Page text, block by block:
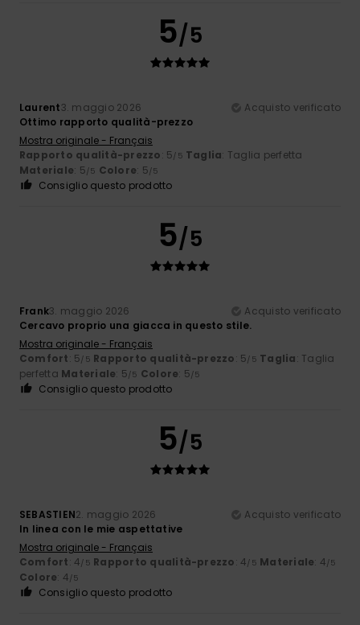
5/5
Laurent3. maggio 2026
Acquisto verificato
Ottimo rapporto qualità-prezzo
Mostra originale - Français
Rapporto qualità-prezzo: 5/5 Taglia: Taglia perfetta
Materiale: 5/5 Colore: 5/5
Consiglio questo prodotto
5/5
Frank3. maggio 2026
Acquisto verificato
Cercavo proprio una giacca in questo stile.
Mostra originale - Français
Comfort: 5/5 Rapporto qualità-prezzo: 5/5 Taglia: Taglia
perfetta Materiale: 5/5 Colore: 5/5
Consiglio questo prodotto
5/5
SEBASTIEN2. maggio 2026
Acquisto verificato
In linea con le mie aspettative
Mostra originale - Français
Comfort: 4/5 Rapporto qualità-prezzo: 4/5 Materiale: 4/5
Colore: 4/5
Consiglio questo prodotto